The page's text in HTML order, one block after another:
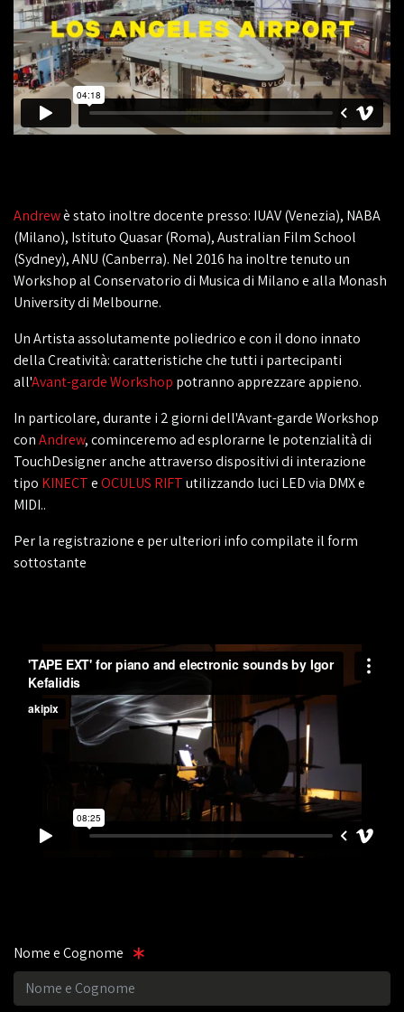
Andrewè stato inoltre docente presso: IUAV (Venezia), NABA
(Milano), Istituto Quasar (Roma), Australian Film School
(Sydney), ANU (Canberra). Nel 2016 ha inoltre tenuto un
Workshop al Conservatorio di Musica di Milano e alla Monash
University di Melbourne.
Un Artista assolutamente poliedrico e con il dono innato
della Creatività: caratteristiche che tutti i partecipanti
all'Avant-garde Workshop potranno apprezzare appieno.
In particolare, durante i 2 giorni dell'Avant-garde Workshop
conAndrew, cominceremo ad esplorarne le potenzialità di
TouchDesigner anche attraverso dispositivi di interazione
tipo KINECTeOCULUS RIFTutilizzando luci LED via DMX e
MIDI..
Per la registrazione e per ulteriori info compilate il form
sottostante
Nome e Cognome